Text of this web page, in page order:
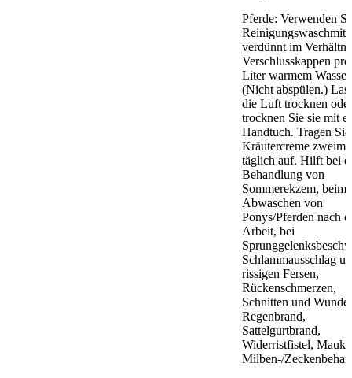
Pferde: Verwenden
verdünnt im
Verschlusskappen
Liter warmem Wasser.
(Nicht abspülen.)
die Luft trocknen oder
trocknen Sie sie mit
Handtuch. Tragen
Kräutercreme
täglich auf. Hilft bei
Behandlung von
Sommerekzem, beim
Abwaschen von
Ponys/Pferden nach
Arbeit, bei
Schlammausschlag
rissigen Fersen,
Rückenschmerzen,
Schnitten und
Regenbrand,
Sattelgurtbrand,
Widerristfistel,
Milben-/